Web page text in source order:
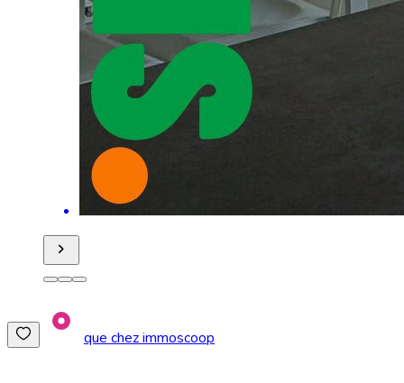
que chez immoscoop